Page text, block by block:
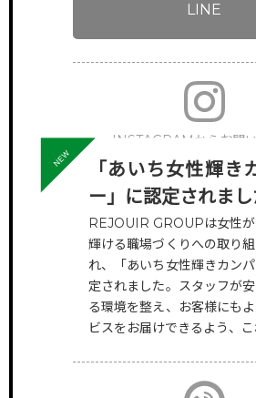
サイトトップ
RECRUIT リクルート
FEATURE 特徴・働き方
「あいち女性輝き
ー」に認定されまし
REJOUIR GROUPは女性が
輝ける職場づくりへの取り
れ、「あいち女性輝きカン
定されました。スタッフが
る環境を整え、お客様にも
ビスをお届けできるよう、
LINE
INSTAGRAMからお問
下記アカウントへDMでご連絡
HAIR
@rejouir.group
EYE&NAIL